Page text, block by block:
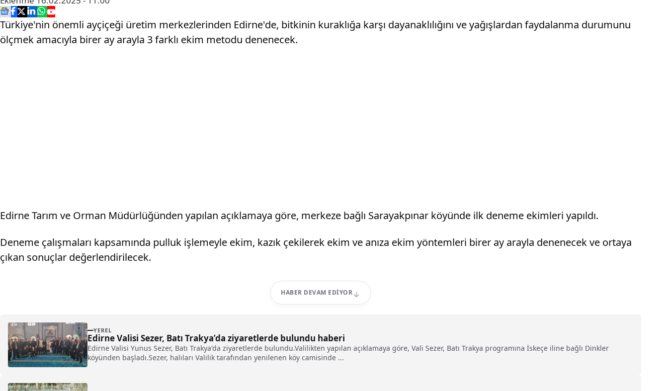
Türkiye'nin önemli ayçiçeği üretim merkezlerinden Edirne'de, bitkinin kuraklığa karşı dayanaklılığını ve yağışlardan faydalanma durumunu
ölçmek amacıyla birer ay arayla 3 farklı ekim metodu denenecek.
Edirne Tarım ve Orman Müdürlüğünden yapılan açıklamaya göre, merkeze bağlı Sarayakpınar köyünde ilk deneme ekimleri yapıldı.
Deneme çalışmaları kapsamında pulluk işlemeyle ekim, kazık çekilerek ekim ve anıza ekim yöntemleri birer ay arayla denenecek ve ortaya
çıkan sonuçlar değerlendirilecek.
HABER DEVAM EDIYOR
YEREL
Edirne Valisi Sezer, Batı Trakya’da ziyaretlerde bulundu haberi
Edirne Valisi Yunus Sezer, Batı Trakya'da ziyaretlerde bulundu.Valilikten yapılan açıklamaya göre, Vali Sezer, Batı Trakya programına İskeçe iline bağlı Dinkler
köyünden başladı.Sezer, halıları Valilik tarafından yenilenen köy camisinde ...